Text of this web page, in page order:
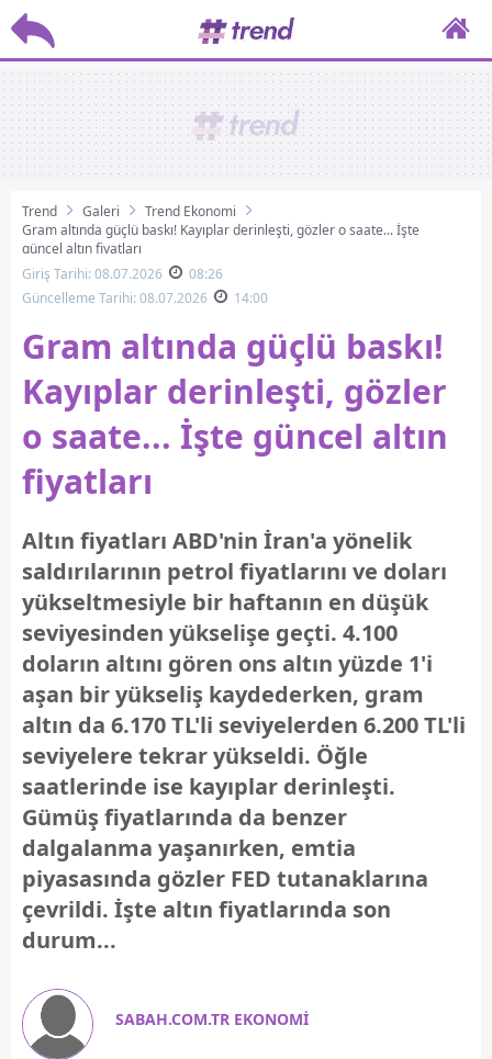
Trend Galeri
Trend Ekonomi
Gram altında güçlü baskı! Kayıplar derinleşti, gözler o saate... İşte
güncel altın fiyatları
Giriş Tarihi: 08.07.2026
08:26
Güncelleme Tarihi: 08.07.2026
14:00
Gram altında güçlü baskı!
Kayıplar derinleşti, gözler
o saate... İşte güncel altın
fiyatları
Altın fiyatları ABD'nin İran'a yönelik
saldırılarının petrol fiyatlarını ve doları
yükseltmesiyle bir haftanın en düşük
seviyesinden yükselişe geçti. 4.100
doların altını gören ons altın yüzde 1'i
aşan bir yükseliş kaydederken, gram
altın da 6.170 TL'li seviyelerden 6.200 TL'li
seviyelere tekrar yükseldi. Öğle
saatlerinde ise kayıplar derinleşti.
Gümüş fiyatlarında da benzer
dalgalanma yaşanırken, emtia
piyasasında gözler FED tutanaklarına
çevrildi. İşte altın fiyatlarında son
durum...
SABAH.COM.TR EKONOMİ